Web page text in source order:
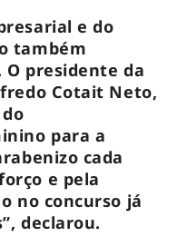
e do
também
presidente da
Cotait Neto,
para a
cada
e pela
no concurso já
declarou.